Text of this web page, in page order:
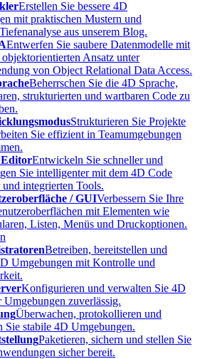
Erstellen Sie bessere 4D
mit praktischen Mustern und
aus unserem Blog.
Entwerfen Sie saubere Datenmodelle mit
objektorientierten Ansatz unter
von Object Relational Data Access.
Beherrschen Sie die 4D Sprache,
strukturierten und wartbaren Code zu
Strukturieren Sie Projekte
Sie effizient in Teamumgebungen
EditorEntwickeln Sie schneller und
Sie intelligenter mit dem 4D Code
integrierten Tools.
/ GUIVerbessern Sie Ihre
mit Elementen wie
Listen, Menüs und Druckoptionen.
Betreiben, bereitstellen und
Umgebungen mit Kontrolle und
Konfigurieren und verwalten Sie 4D
Umgebungen zuverlässig.
Überwachen, protokollieren und
Sie stabile 4D Umgebungen.
Paketieren, sichern und stellen Sie
sicher bereit.